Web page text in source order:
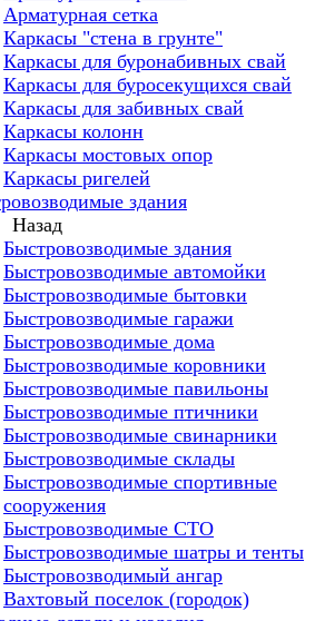
Арматурная сетка
Каркасы "стена в грунте"
Каркасы для буронабивных свай
Каркасы для буросекущихся свай
Каркасы для забивных свай
Каркасы колонн
Каркасы мостовых опор
Каркасы ригелей
здания
Назад
Быстровозводимые здания
Быстровозводимые автомойки
Быстровозводимые бытовки
Быстровозводимые гаражи
Быстровозводимые дома
Быстровозводимые коровники
Быстровозводимые павильоны
Быстровозводимые птичники
Быстровозводимые свинарники
Быстровозводимые склады
Быстровозводимые спортивные
сооружения
Быстровозводимые СТО
Быстровозводимые шатры и тенты
Быстровозводимый ангар
Вахтовый поселок (городок)